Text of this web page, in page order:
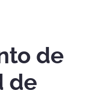
de
de